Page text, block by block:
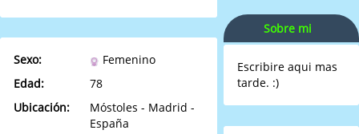
Sexo:
Femenino
Edad:
78
Ubicación:
Móstoles - Madrid -
España
Sobre mi
Escribire aqui mas
tarde. :)